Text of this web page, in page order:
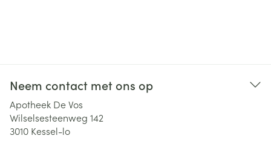
Neem contact met ons op
Apotheek De Vos
Wilselsesteenweg 142
3010 Kessel-lo